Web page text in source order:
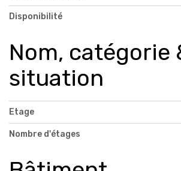
Disponibilité
Nom, catégorie
situation
Etage
Nombre d'étages